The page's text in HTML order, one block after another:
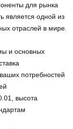
для рынка
является одной из
отраслей в мире.
и основных
потребностей
высота